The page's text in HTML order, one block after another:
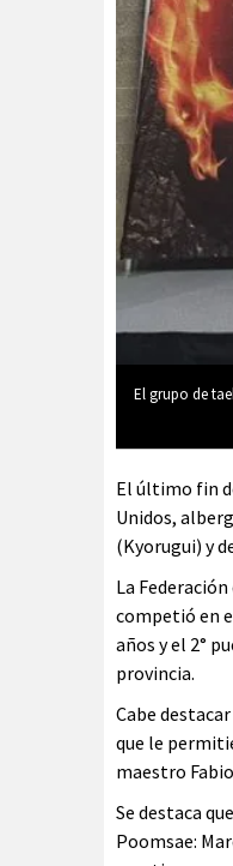
El grupo de
El último fin
Unidos,
(Kyorugui) y
La
competió en
años y el 2°
provincia.
Cabe
que le
maestro
Se destaca
Poomsae: